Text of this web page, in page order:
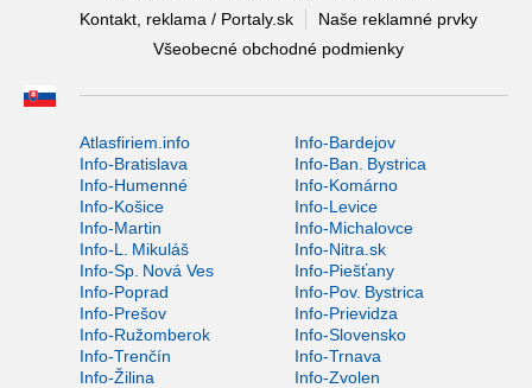
Kontakt, reklama / Portaly.sk
Naše reklamné prvky
Všeobecné obchodné podmienky
Atlasfiriem.info
Info-Bardejov
Info-Bratislava
Info-Ban. Bystrica
Info-Humenné
Info-Komárno
Info-Košice
Info-Levice
Info-Martin
Info-Michalovce
Info-L. Mikuláš
Info-Nitra.sk
Info-Sp. Nová Ves
Info-Piešťany
Info-Poprad
Info-Pov. Bystrica
Info-Prešov
Info-Prievidza
Info-Ružomberok
Info-Slovensko
Info-Trenčín
Info-Trnava
Info-Žilina
Info-Zvolen